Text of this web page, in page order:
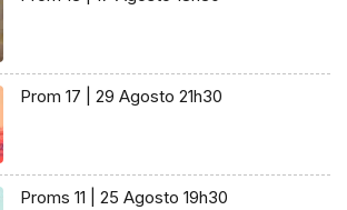
Prom 17 | 29 Agosto 21h30
Proms 11 | 25 Agosto 19h30